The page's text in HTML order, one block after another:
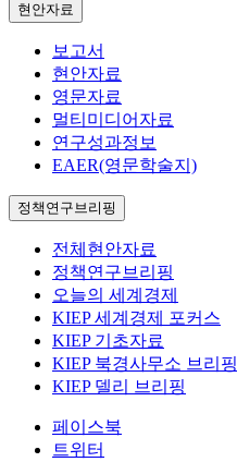
현안자료
보고서
현안자료
영문자료
멀티미디어자료
연구성과정보
EAER(영문학술지)
정책연구브리핑
전체현안자료
정책연구브리핑
오늘의 세계경제
KIEP 세계경제 포커스
KIEP 기초자료
KIEP 북경사무소 브리핑
KIEP 델리 브리핑
페이스북
트위터